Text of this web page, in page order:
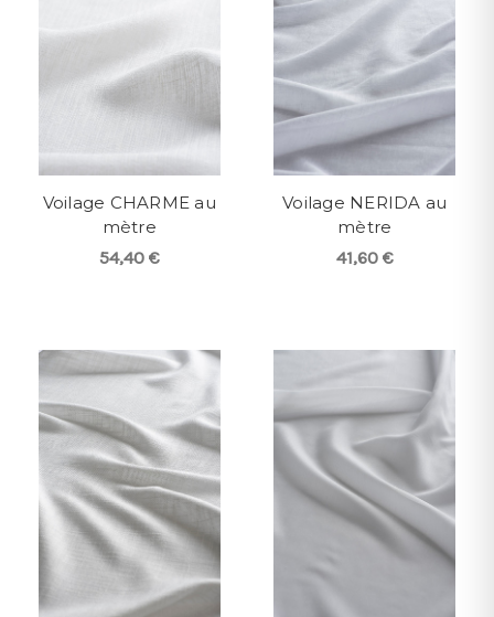
Voilage CHARME au
mètre
54,40 €
Voilage NERIDA au
mètre
41,60 €